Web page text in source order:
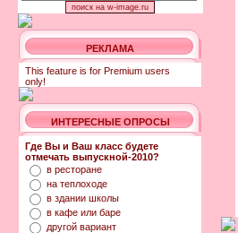
РЕКЛАМА
This feature is for Premium users
only!
ИНТЕРЕСНЫЕ ОПРОСЫ
Где Вы и Ваш класс будете
отмечать выпускной-2010?
в ресторане
на теплоходе
в здании школы
в кафе или баре
другой вариант